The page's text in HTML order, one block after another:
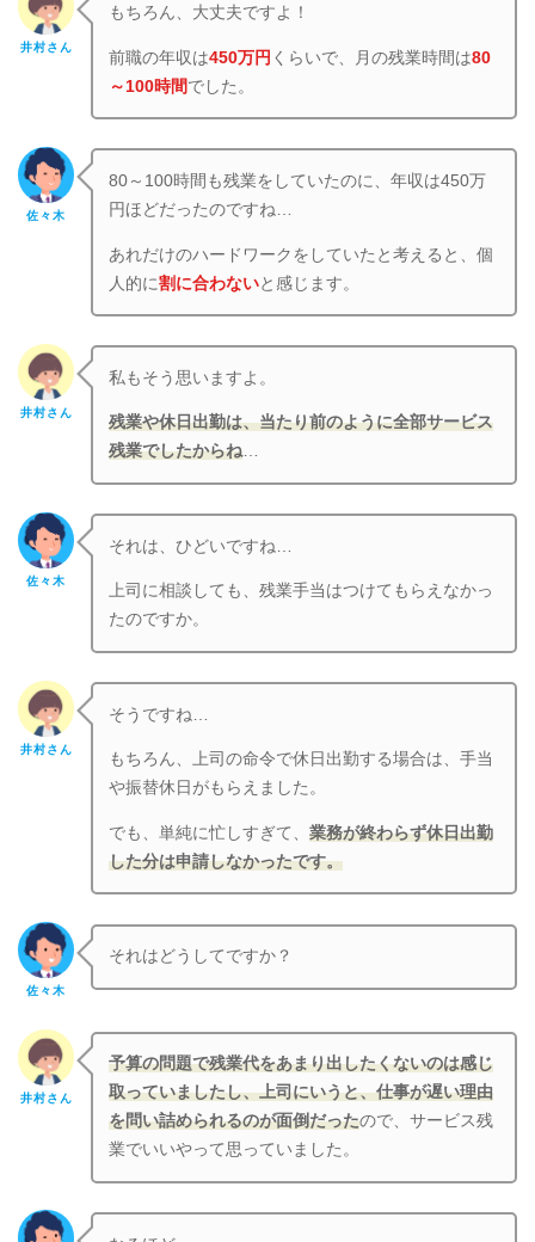
井村さん
もちろん、大丈夫ですよ！
前職の年収は450万円 くらいで、月の残業時間は80
～100時間 でした。
佐々木
80～100時間も残業をしていたのに、年収は450万
円ほどだったのですね…
あれだけのハードワークをしていたと考えると、個
人的に割に合わないと感じます。
井村さん
私もそう思いますよ。
残業や休日出勤は、当たり前のように全部サービス
残業でしたからね…
佐々木
それは、ひどいですね…
上司に相談しても、残業手当はつけてもらえなかっ
たのですか。
井村さん
そうですね…
もちろん、上司の命令で休日出勤する場合は、手当
や振替休日がもらえました。
でも、単純に忙しすぎて、業務が終わらず休日出勤
した分は申請しなかったです。
佐々木
それはどうしてですか？
井村さん
予算の問題で残業代をあまり出したくないのは感じ
取っていましたし、上司にいうと、仕事が遅い理由
を問い詰められるのが面倒だったので、サービス残
業でいいやって思っていました。